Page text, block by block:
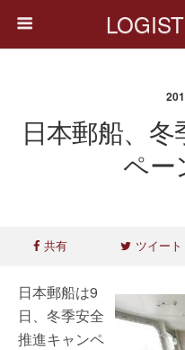
日本郵船、
ペー
共有 ツイート
日本郵船は9
日、冬季安全
推進キャンペ